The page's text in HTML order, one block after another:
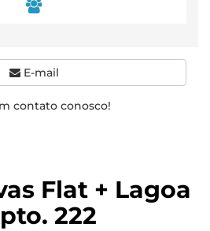
Flat + Lagoa
222
E-mail
contato conosco!